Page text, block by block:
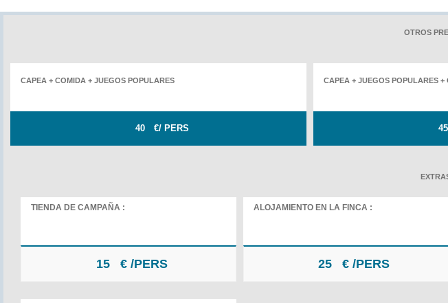
OTROS
CAPEA + COMIDA + JUEGOS POPULARES
40 €/ PERS
CAPEA + JUEGOS POPULARES
45
TIENDA DE CAMPAÑA :
15 € /PERS
ALOJAMIENTO EN LA FINCA :
25 € /PERS